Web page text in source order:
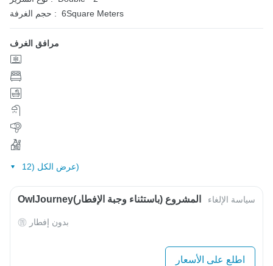
حجم الغرفة : 6Square Meters
مرافق الغرف
عرض الكل (12)
OwlJourneyالمشروع (باستثناء وجبة الإفطار) سياسة الإلغاء
بدون إفطار
اطلع على الأسعار